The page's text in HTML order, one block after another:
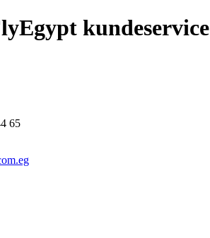
kundeservice
65